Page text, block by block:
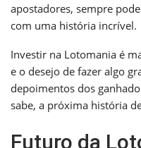
apostadores, sempre
com uma história incrível.
Investir na Lotomania é
e o desejo de fazer algo
depoimentos dos
sabe, a próxima história
Futuro da